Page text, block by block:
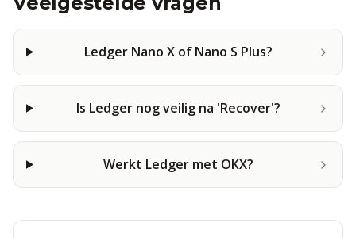
Ledger Nano X of Nano S Plus?
Is Ledger nog veilig na 'Recover'?
Werkt Ledger met OKX?